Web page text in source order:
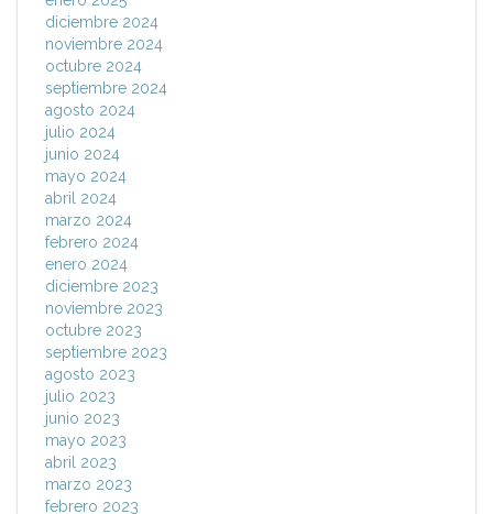
diciembre 2024
noviembre 2024
octubre 2024
septiembre 2024
agosto 2024
julio 2024
junio 2024
mayo 2024
abril 2024
marzo 2024
febrero 2024
enero 2024
diciembre 2023
noviembre 2023
octubre 2023
septiembre 2023
agosto 2023
julio 2023
junio 2023
mayo 2023
abril 2023
marzo 2023
febrero 2023